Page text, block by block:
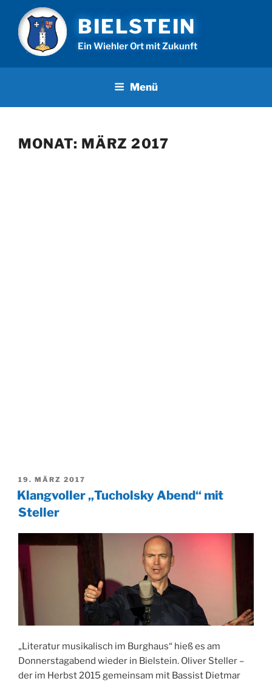
Inhalt
springen
BIELSTEIN
Ein Wiehler Ort mit Zukunft
Menü
MONAT: MÄRZ 2017
VERÖFFENTLICHT
AM
19. MÄRZ 2017
Klangvoller „Tucholsky Abend“ mit
Steller
„Literatur musikalisch im Burghaus“ hieß es am
Donnerstagabend wieder in Bielstein. Oliver Steller –
der im Herbst 2015 gemeinsam mit Bassist Dietmar